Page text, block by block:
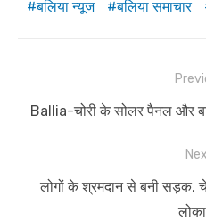
बलिया न्यूज
बलिया समाचार
navigation
Previous
Ballia-चोरी के सोलर पैनल और
Next
लोगों के श्रमदान से बनी सड़क,